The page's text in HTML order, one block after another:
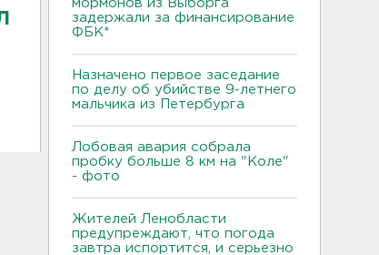
мормонов из Выборга
задержали за финансирование
ФБК*
Назначено первое заседание
по делу об убийстве 9-летнего
мальчика из Петербурга
Лобовая авария собрала
пробку больше 8 км на "Коле"
- фото
Жителей Ленобласти
предупреждают, что погода
завтра испортится, и серьезно